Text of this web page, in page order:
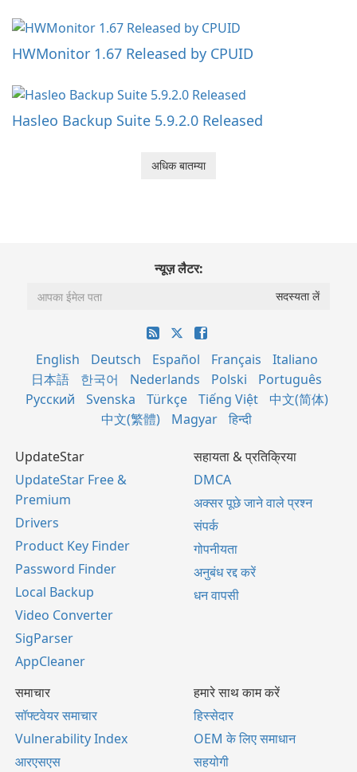
HWMonitor 1.67 Released by CPUID
Hasleo Backup Suite 5.9.2.0 Released
अधिक बातम्या
न्यूज़ लैटर:
English Deutsch Español Français
Italiano
日本語
한국어 Nederlands Polski
Português
Русский
Svenska Türkçe Tiếng Việt
中文(简体)
中文(繁體)
Magyar हिन्दी
UpdateStar
UpdateStar Free &
Premium
Drivers
Product Key Finder
Password Finder
Local Backup
Video Converter
SigParser
AppCleaner
सहायता & प्रतिक्रिया
DMCA
अक्सर पूछे जाने वाले प्रश्न
संपर्क
गोपनीयता
अनुबंध रद्द करें
धन वापसी
समाचार
सॉफ्टवेयर समाचार
Vulnerability Index
आरएसएस
हमारे साथ काम करें
हिस्सेदार
OEM के लिए समाधान
सहयोगी